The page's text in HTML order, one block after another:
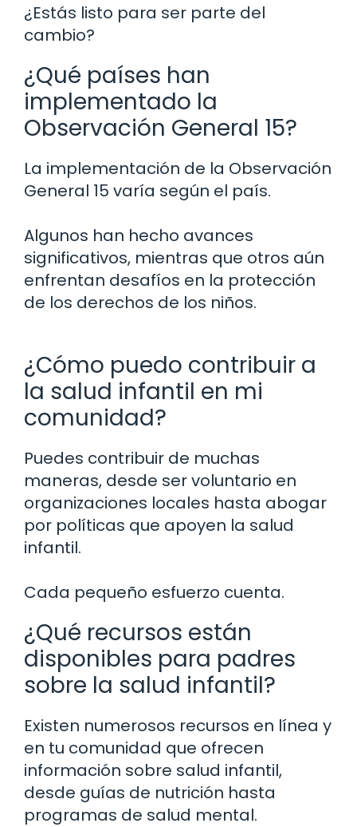
¿Estás listo para ser parte del
cambio?
¿Qué países han
implementado la
Observación General 15?
La implementación de la Observación
General 15 varía según el país.
Algunos han hecho avances
significativos, mientras que otros aún
enfrentan desafíos en la protección
de los derechos de los niños.
¿Cómo puedo contribuir a
la salud infantil en mi
comunidad?
Puedes contribuir de muchas
maneras, desde ser voluntario en
organizaciones locales hasta abogar
por políticas que apoyen la salud
infantil.
Cada pequeño esfuerzo cuenta.
¿Qué recursos están
disponibles para padres
sobre la salud infantil?
Existen numerosos recursos en línea y
en tu comunidad que ofrecen
información sobre salud infantil,
desde guías de nutrición hasta
programas de salud mental.